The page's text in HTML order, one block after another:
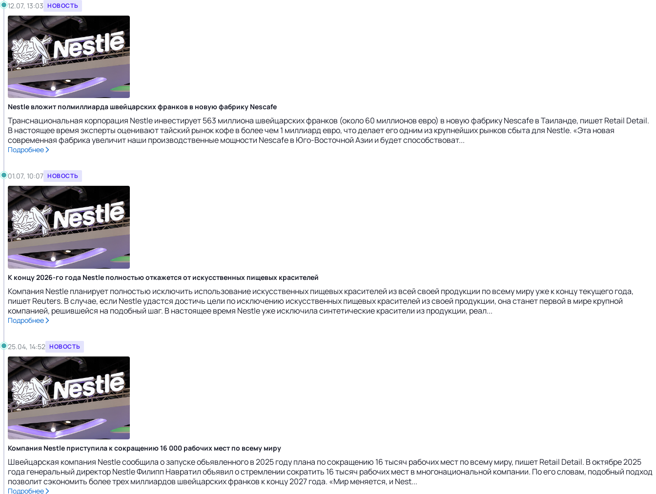
12.07, 13:03 НОВОСТЬ
Nestle вложит полмиллиарда швейцарских франков в новую фабрику Nescafe
Транснациональная корпорация Nestle инвестирует 563 миллиона швейцарских франков (около 60 миллионов евро) в новую фабрику Nescafe в Таиланде, пишет Retail Detail.
В настоящее время эксперты оценивают тайский рынок кофе в более чем 1 миллиард евро, что делает его одним из крупнейших рынков сбыта для Nestle. «Эта новая
современная фабрика увеличит наши производственные мощности Nescafe в Юго-Восточной Азии и будет способствоват...
Подробнее
01.07, 10:07 НОВОСТЬ
К концу 2026-го года Nestle полностью откажется от искусственных пищевых красителей
Компания Nestle планирует полностью исключить использование искусственных пищевых красителей из всей своей продукции по всему миру уже к концу текущего года,
пишет Reuters. В случае, если Nestle удастся достичь цели по исключению искусственных пищевых красителей из своей продукции, она станет первой в мире крупной
компанией, решившейся на подобный шаг. В настоящее время Nestle уже исключила синтетические красители из продукции, реал...
Подробнее
25.04, 14:52 НОВОСТЬ
Компания Nestle приступила к сокращению 16 000 рабочих мест по всему миру
Швейцарская компания Nestle сообщила о запуске объявленного в 2025 году плана по сокращению 16 тысяч рабочих мест по всему миру, пишет Retail Detail. В октябре 2025
года генеральный директор Nestle Филипп Навратил объявил о стремлении сократить 16 тысяч рабочих мест в многонациональной компании. По его словам, подобный подход
позволит сэкономить более трех миллиардов швейцарских франков к концу 2027 года. «Мир меняется, и Nest...
Подробнее